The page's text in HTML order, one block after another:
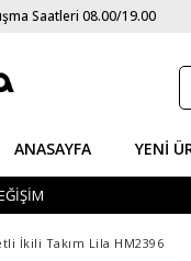
Saatleri 08.00/19.00
ANASAYFA YENI
İkili Takım Lila HM2396